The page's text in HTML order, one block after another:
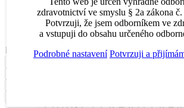
Upozornění na nové pozice
Kariérní poradenství
Filtrovat
zdravotnictví ve smyslu § 2a zákona
Potvrzuji, že jsem odborníkem ve
a vstupuji do obsahu určeného
Podrobné nastavení Potvrzuji a